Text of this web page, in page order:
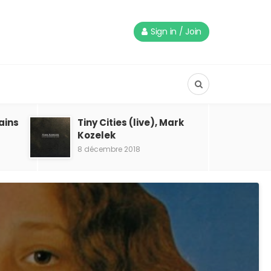
Sign in / Join
Tiny Cities (live), Mark
Kozelek
8 décembre 2018